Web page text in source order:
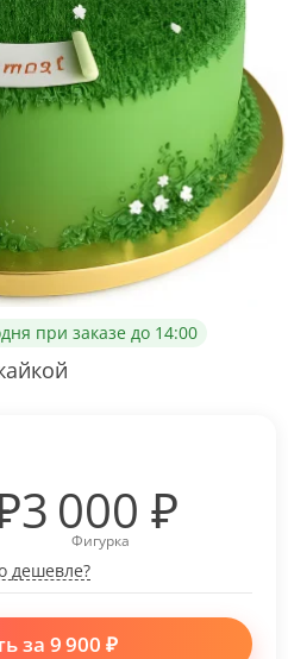
при заказе до 14:00
Фигурка
3 000 ₽
дешевле?
за 9 900 ₽